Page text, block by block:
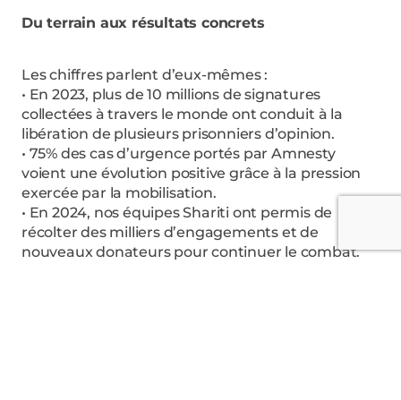
Du terrain aux résultats concrets
Les chiffres parlent d’eux-mêmes :
• En 2023, plus de 10 millions de signatures
collectées à travers le monde ont conduit à la
libération de plusieurs prisonniers d’opinion.
• 75% des cas d’urgence portés par Amnesty
voient une évolution positive grâce à la pression
exercée par la mobilisation.
• En 2024, nos équipes Shariti ont permis de
récolter des milliers d’engagements et de
nouveaux donateurs pour continuer le combat.